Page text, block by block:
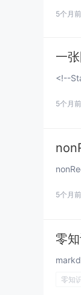
5个月前
一
<!--
5个月前
5个月前
零
零知